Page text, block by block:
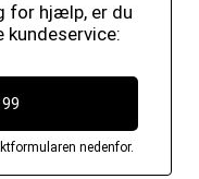
for hjælp, er du
nedenfor.